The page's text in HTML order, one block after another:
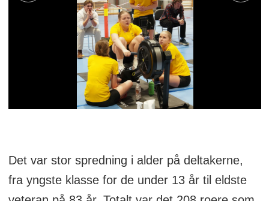
Det var stor spredning i alder på deltakerne,
fra yngste klasse for de under 13 år til eldste